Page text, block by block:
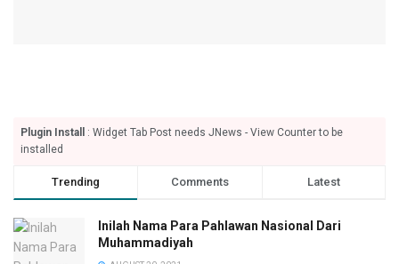
Plugin Install
: Widget Tab Post needs JNews - View Counter to be
installed
Trending Comments Latest
Inilah Nama Para Pahlawan Nasional Dari
Muhammadiyah